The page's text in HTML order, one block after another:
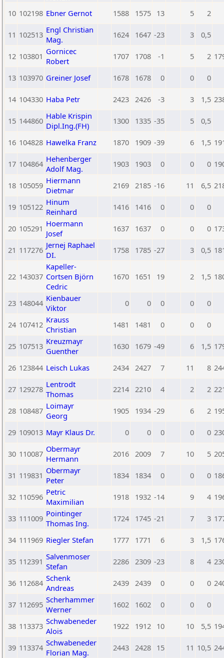
10 102198 Ebner Gernot 1588 1575 13 5 2
11 102513 Engl Christian
Mag.
1624 1647 -23 3 0,5
12 103801 Gornicec
Robert
1707 1708 -1 5 2
13 103970 Greiner Josef 1678 1678 0 0 0
14 104330 Haba Petr 2423 2426 -3 3 1,5
15 144860 Hable Krispin
Dipl.Ing.(FH)
1300 1335 -35 5 0,5
16 104828 Hawelka Franz 1870 1909 -39 6 1,5
17 104864 Hehenberger
Adolf Mag.
1903 1903 0 0 0
18 105059 Hiermann
Dietmar
2169 2185 -16 11 6,5
19 105122 Hinum
Reinhard
1416 1416 0 0 0
20 105291 Hoermann
Josef
1637 1637 0 0 0
21 117276 Jernej Raphael
DI.
1758 1785 -27 3 0,5
22 143037
Kapeller-
Cortsen Björn
Cedric
1670 1651 19 2 1,5
23 148044 Kienbauer
Viktor
0 0 0 0 0
24 107412 Krauss
Christian
1481 1481 0 0 0
25 107513 Kreuzmayr
Guenther
1630 1679 -49 6 1,5
26 123844 Leisch Lukas 2434 2427 7 11 8
27 129278 Lentrodt
Thomas
2214 2210 4 2 2
28 108487 Loimayr
Georg
1905 1934 -29 6 2
29 109013 Mayr Klaus Dr. 0 0 0 0 0
30 110087 Obermayr
Hermann
2016 2009 7 10 5
31 119831 Obermayr
Peter
1834 1834 0 0 0
32 110596 Petric
Maximilian
1918 1932 -14 9 4
33 111009 Pointinger
Thomas Ing.
1724 1745 -21 7 3
34 111969 Riegler Stefan 1777 1771 6 3 1,5
35 112391 Salvenmoser
Stefan
2286 2309 -23 8 4
36 112684 Schenk
Andreas
2439 2439 0 0 0
37 112695 Scherhammer
Werner
1602 1602 0 0 0
38 113373 Schwabeneder
Alois
1922 1912 10 10 5,5
39 113374 Schwabeneder
Florian Mag.
2443 2428 15 11 10,5